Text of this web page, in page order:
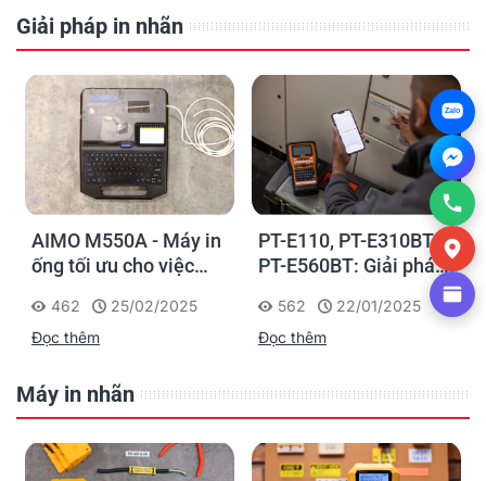
Giải pháp in nhãn
AIMO M550A - Máy in
ống tối ưu cho việc
nhận diện cáp điện,
cáp mạng
462
25/02/2025
Đọc thêm
PT-E110, PT-E310BT,
PT-E560BT: Giải pháp
in nhãn cầm tay công
nghiệp của Brother
562
22/01/2025
Đọc thêm
Máy in nhãn
Zalo